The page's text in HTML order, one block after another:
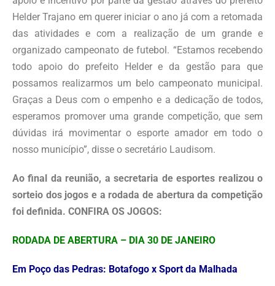
Helder Trajano em querer iniciar o ano já com a retomada
das atividades e com a realização de um grande e
organizado campeonato de futebol. “Estamos recebendo
todo apoio do prefeito Helder e da gestão para que
possamos realizarmos um belo campeonato municipal.
Graças a Deus com o empenho e a dedicação de todos,
esperamos promover uma grande competição, que sem
dúvidas irá movimentar o esporte amador em todo o
nosso município”, disse o secretário Laudisom.
Ao final da reunião, a secretaria de esportes realizou o
sorteio dos jogos e a rodada de abertura da competição
foi definida. CONFIRA OS JOGOS:
RODADA DE ABERTURA – DIA 30 DE JANEIRO
Em Poço das Pedras: Botafogo x Sport da Malhada